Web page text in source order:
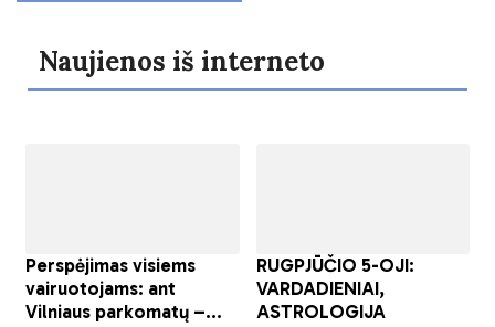
Naujienos iš interneto